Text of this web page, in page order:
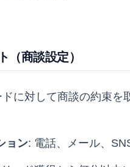
（商談設定）
に対して商談の約束を
ョン: 電話、メール、